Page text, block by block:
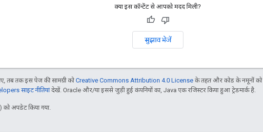
क्या इस कॉन्टेंट से आपको मदद मिली?
सुझाव भेजें
तब तक इस पेज की सामग्री कोCreative Commons Attribution 4.0 License के तहत और कोड के नमूनों को
साइट नीतियांदेखें. Oracle और/या इससे जुड़ी हुई कंपनियों का, Java एक रजिस्टर किया हुआ ट्रेडमार्क है.
को अपडेट किया गया.